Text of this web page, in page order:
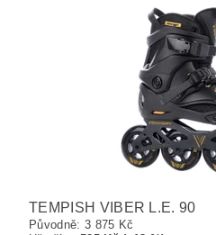
TEMPISH VIBER L.E. 90
Původně: 3 875 Kč